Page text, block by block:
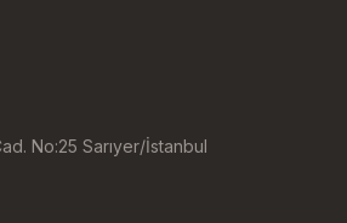
No:25 Sarıyer/İstanbul